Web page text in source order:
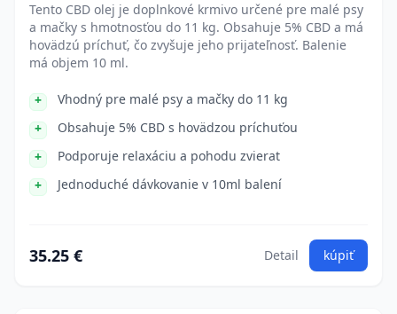
Tento CBD olej je doplnkové krmivo určené pre malé psy
a mačky s hmotnosťou do 11 kg. Obsahuje 5% CBD a má
hovädzú príchuť, čo zvyšuje jeho prijateľnosť. Balenie
má objem 10 ml.
Vhodný pre malé psy a mačky do 11 kg
Obsahuje 5% CBD s hovädzou príchuťou
Podporuje relaxáciu a pohodu zvierat
Jednoduché dávkovanie v 10ml balení
35.25 € Detail kúpiť